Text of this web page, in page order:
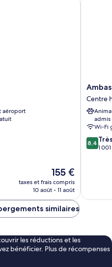
aéroport
Le
nouveau
prix
de
155 €
taxes et frais compris
10 août - 11 août
Hotel
Centre
Palerme
Centre
admis
Wi-Fi
8.4
sur
8,4
1
similaires
les réductions et les
bénéficier. Plus de récompenses